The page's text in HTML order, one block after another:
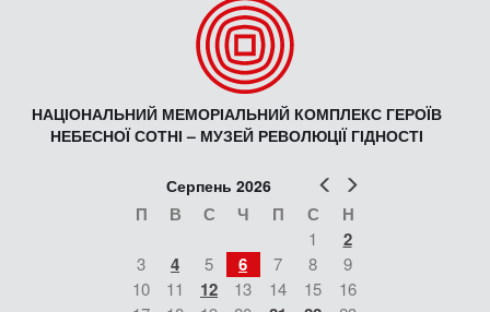
НАЦІОНАЛЬНИЙ МЕМОРІАЛЬНИЙ КОМПЛЕКС ГЕРОЇВ
НЕБЕСНОЇ СОТНІ – МУЗЕЙ РЕВОЛЮЦІЇ ГІДНОСТІ
Попер
Серпень 2026
П В С Ч П С Н
1 2
3 4 5 6 7 8
9
10
11 12 13 14 15
16